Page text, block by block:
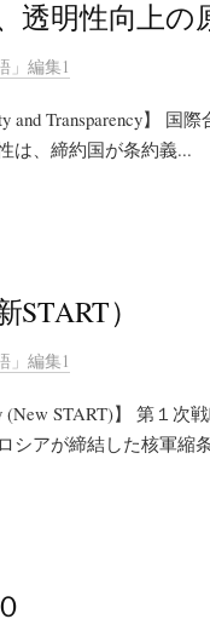
透明性向上の
」編集1
and Transparency】
は、締約国が条約義...
）
」編集1
(New START)】 第１
シアが締結した核軍縮